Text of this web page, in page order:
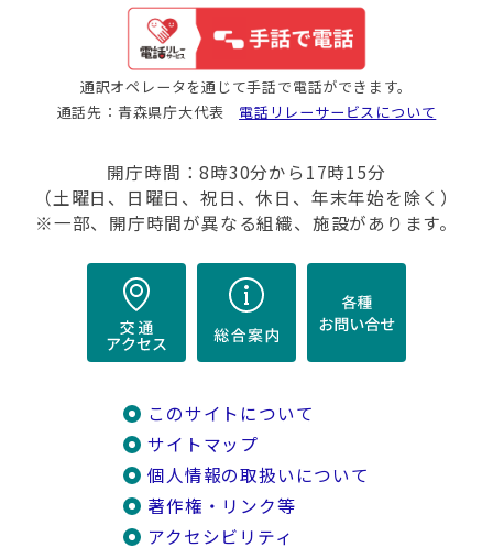
通訳オペレータを通じて手話で電話ができます。
通話先：青森県庁大代表 電話リレーサービスについて
開庁時間：8時30分から17時15分
（土曜日、日曜日、祝日、休日、年末年始を除く）
※一部、開庁時間が異なる組織、施設があります。
このサイトについて
サイトマップ
個人情報の取扱いについて
著作権・リンク等
アクセシビリティ